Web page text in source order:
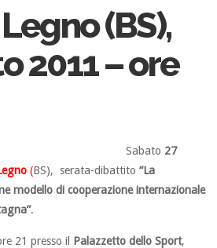
(BS),
2011 – ore
Sabato 27
(BS), serata-dibattito“La
modello di cooperazione internazionale
.
21 presso il Palazzetto dello Sport,